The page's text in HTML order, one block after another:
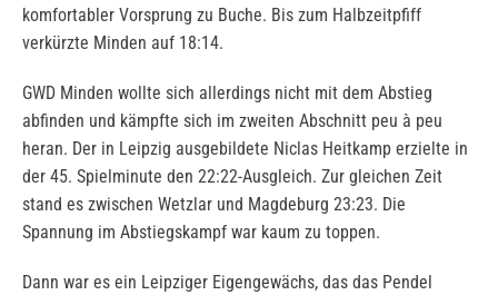
komfortabler Vorsprung zu Buche. Bis zum Halbzeitpfiff
verkürzte Minden auf 18:14.
GWD Minden wollte sich allerdings nicht mit dem Abstieg
abfinden und kämpfte sich im zweiten Abschnitt peu à peu
heran. Der in Leipzig ausgebildete Niclas Heitkamp erzielte in
der 45. Spielminute den 22:22-Ausgleich. Zur gleichen Zeit
stand es zwischen Wetzlar und Magdeburg 23:23. Die
Spannung im Abstiegskampf war kaum zu toppen.
Dann war es ein Leipziger Eigengewächs, das das Pendel